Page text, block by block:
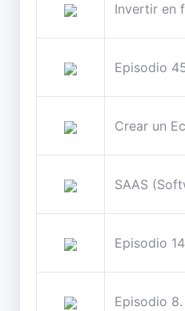
Invertir en
Episodio
Crear un
SAAS
Episodio
Episodio